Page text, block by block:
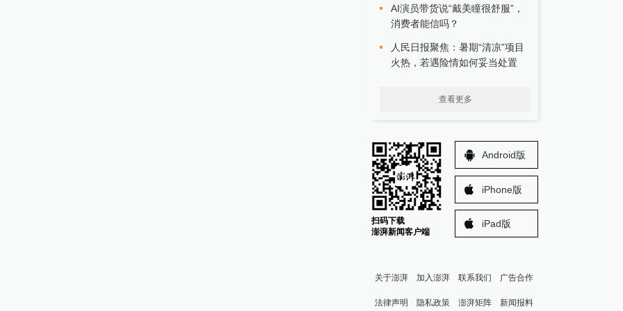
AI演员带货说“戴美瞳很舒服”，
消费者能信吗？
人民日报聚焦：暑期“清凉”项目
火热，若遇险情如何妥当处置
查看更多
扫码下载
澎湃新闻客户端
Android版
iPhone版
iPad版
关于澎湃 加入澎湃 联系我们 广告合作
法律声明 隐私政策 澎湃矩阵 新闻报料